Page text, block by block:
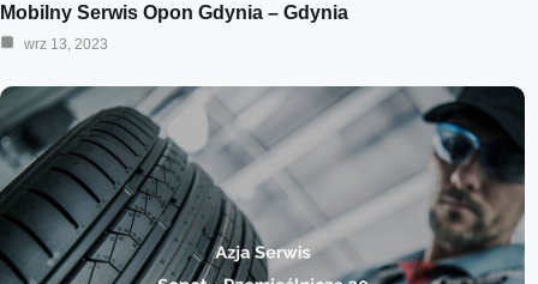
Mobilny Serwis Opon Gdynia – Gdynia
wrz 13, 2023